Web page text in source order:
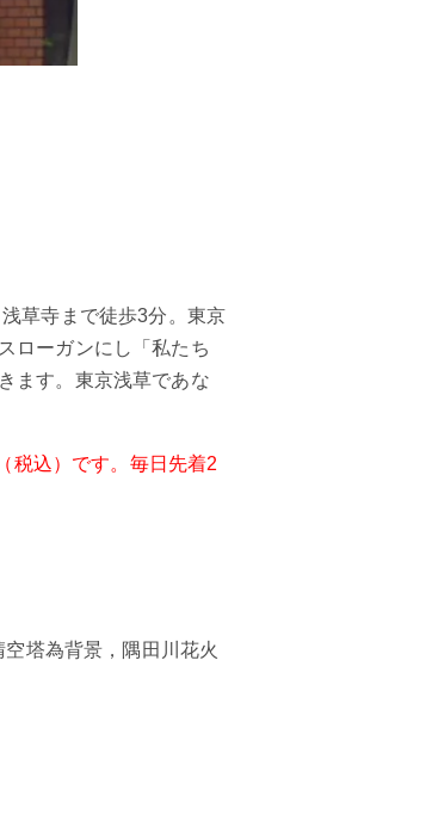
草寺まで徒歩3分。東京
ローガンにし「私たち
ます。東京浅草であな
税込）です。毎日先着2
塔為背景，隅田川花火